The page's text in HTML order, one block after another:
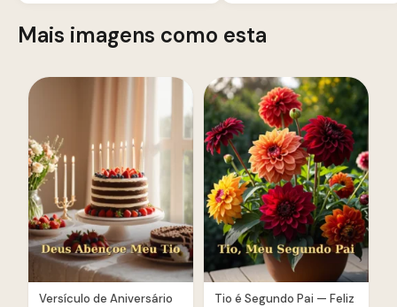
Mais imagens como esta
Versículo de Aniversário
Tio é Segundo Pai — Feliz